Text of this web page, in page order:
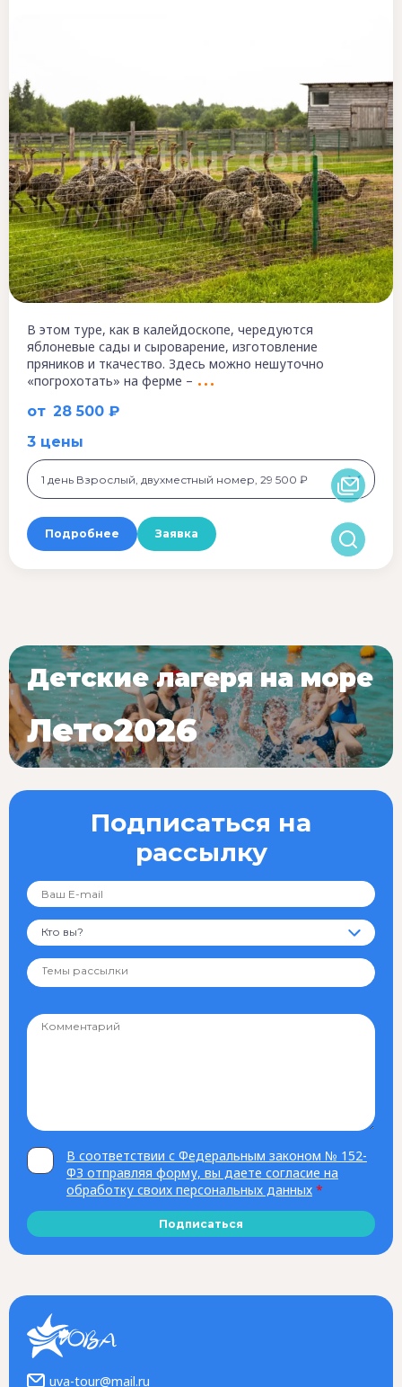
от 28 500 ₽
В этом туре, как в калейдоскопе, чередуются
яблоневые сады и сыроварение, изготовление
пряников и ткачество. Здесь можно нешуточно
«погрохотать» на ферме –
3 цены
1 день Взрослый, двухместный номер, 29 500 ₽
Подробнее Заявка
Подписаться на
рассылку
Кто вы?
В соответствии с Федеральным законом № 152-
ФЗ отправляя форму, вы даете согласие на
обработку своих персональных данных *
Подписаться
Детские лагеря на море
Лето2026
uva-tour@mail.ru